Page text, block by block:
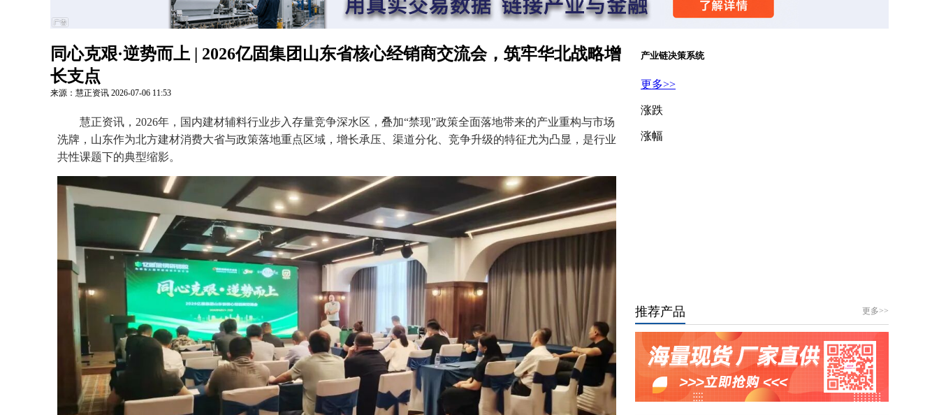
同心克艰·逆势而上 | 2026亿固集团山东省核心经销商交流会，筑牢华北战略增
长支点
来源：慧正资讯 2026-07-06 11:53
慧正资讯，2026年，国内建材辅料行业步入存量竞争深水区，叠加“禁现”政策全面落地带来的产业重构与市场
洗牌，山东作为北方建材消费大省与政策落地重点区域，增长承压、渠道分化、竞争升级的特征尤为凸显，是行业
共性课题下的典型缩影。
推荐产品 更多>>